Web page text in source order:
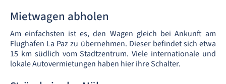
Mietwagen abholen
Am einfachsten ist es, den Wagen gleich bei Ankunft am
Flughafen La Paz zu übernehmen. Dieser befindet sich etwa
15 km südlich vom Stadtzentrum. Viele internationale und
lokale Autovermietungen haben hier ihre Schalter.